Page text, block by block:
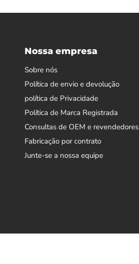
Nossa empresa
Sobre nós
Política de envio e devolução
política de Privacidade
Política de Marca Registrada
Consultas de OEM e revendedores
Fabricação por contrato
Junte-se a nossa equipe